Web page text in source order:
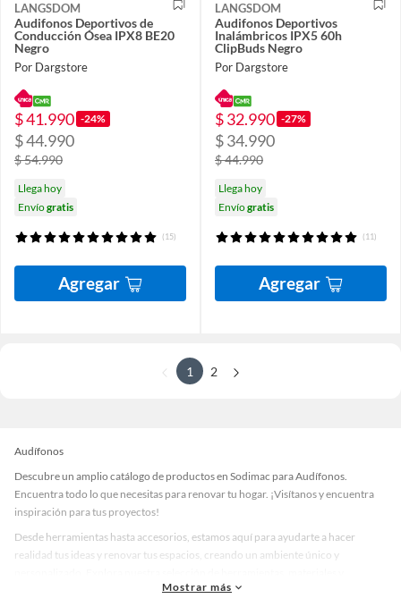
LANGSDOM
Audifonos Deportivos de
Conducción Ósea IPX8 BE20
Negro
Por Dargstore
$ 41.990 -24%
$ 44.990
$ 54.990
Llega hoy
Envíogratis
(15)
Agregar
LANGSDOM
Audifonos Deportivos
Inalámbricos IPX5 60h
ClipBuds Negro
Por Dargstore
$ 32.990 -27%
$ 34.990
$ 44.990
Llega hoy
Envíogratis
(11)
Agregar
1 2
Audífonos
Descubre un amplio catálogo de productos en Sodimac para Audífonos.
Encuentra todo lo que necesitas para renovar tu hogar. ¡Visítanos y encuentra
inspiración para tus proyectos!
Desde herramientas hasta accesorios, estamos aquí para ayudarte a hacer
realidad tus ideas y renovar tus espacios, creando un ambiente único y
accesorios de calidad que te ayudarán a crear un espacio más tú.
Mostrar más